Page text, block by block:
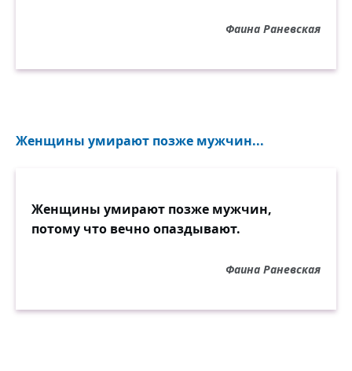
Фаина Раневская
Женщины умирают позже мужчин...
Женщины умирают позже мужчин,
потому что вечно опаздывают.
Фаина Раневская